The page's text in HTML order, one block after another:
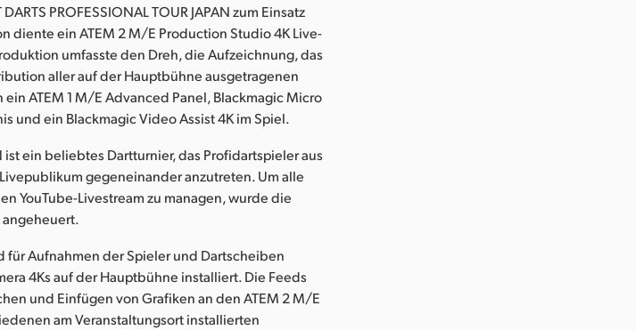
PROFESSIONAL TOUR JAPAN zum Einsatz
diente ein ATEM 2 M/E Production Studio 4K Live-
umfasste den Dreh, die Aufzeichnung, das
aller auf der Hauptbühne ausgetragenen
ATEM 1 M/E Advanced Panel, Blackmagic Micro
und ein Blackmagic Video Assist 4K im Spiel.
ist ein beliebtes Dartturnier, das Profidartspieler aus
gegeneinander anzutreten. Um alle
YouTube-Livestream zu managen, wurde die
angeheuert.
für Aufnahmen der Spieler und Dartscheiben
4Ks auf der Hauptbühne installiert. Die Feeds
und Einfügen von Grafiken an den ATEM 2 M/E
am Veranstaltungsort installierten